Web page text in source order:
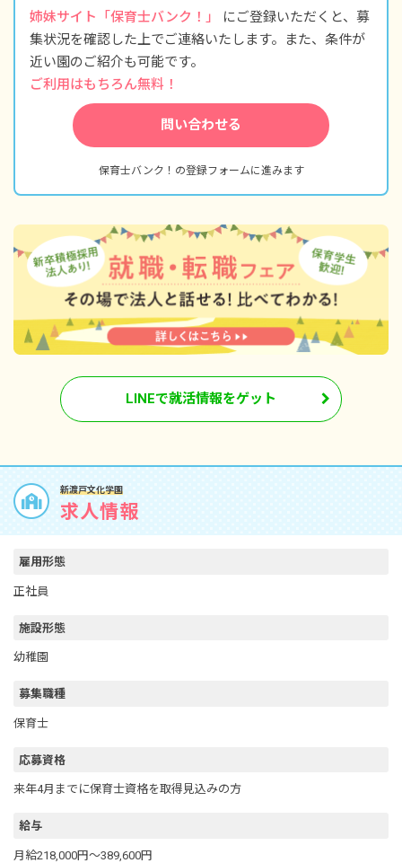
※試用期間6カ月／同条件
姉妹サイト「保育士バンク！」
にご登録いただくと、募
集状況を確認した上でご連絡いたします。また、条件が
近い園のご紹介も可能です。
ご利用はもちろん無料！
問い合わせる
保育士バンク！の登録フォームに進みます
LINEで就活情報をゲット
新渡戸文化学園
求人情報
雇用形態
正社員
施設形態
幼稚園
募集職種
保育士
応募資格
来年4月までに保育士資格を取得見込みの方
給与
月給218,000円～389,600円